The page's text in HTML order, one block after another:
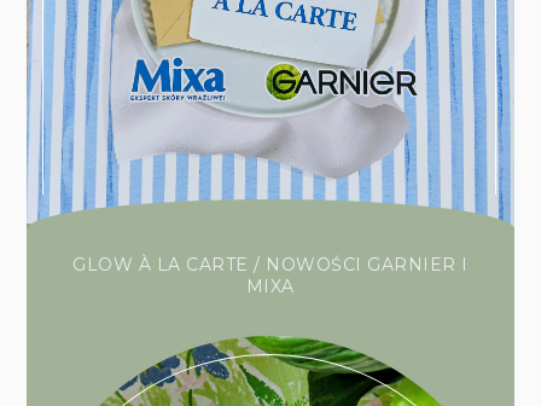
GLOW À LA CARTE / NOWOŚCI GARNIER I
MIXA